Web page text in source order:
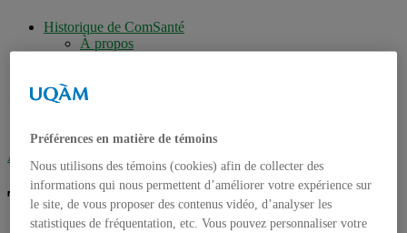
Historique de ComSanté
À propos
Chercheurs réguliers
Accueil
Tag archives :entreprise
Préférences en matière de témoins
Nous utilisons des témoins (cookies) afin de collecter des
informations qui nous permettent d’améliorer votre expérience sur
le site, de vous proposer des contenus vidéo, d’analyser les
statistiques de fréquentation, etc. Vous pouvez personnaliser votre